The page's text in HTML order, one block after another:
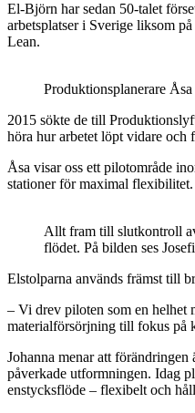
El‑Björn har sedan 50-talet
arbetsplatser i Sverige liksom
Lean.
Produktionsplanerare
2015 sökte de till
höra hur arbetet löpt vidare och
Åsa visar oss ett pilotområde
stationer för maximal
Allt fram till slutkontroll
flödet. På bilden ses
Elstolparna används främst till
– Vi drev piloten som en helhet
materialförsörjning till fokus på
Johanna menar att
påverkade utformningen. Idag
enstycksflöde – flexibelt och